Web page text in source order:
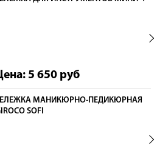
5 650 руб
МАНИКЮРНО-ПЕДИКЮРНАЯ
SOFI